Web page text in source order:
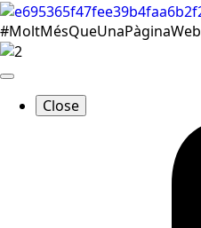
#MoltMésQueUnaPàginaWeb
Close